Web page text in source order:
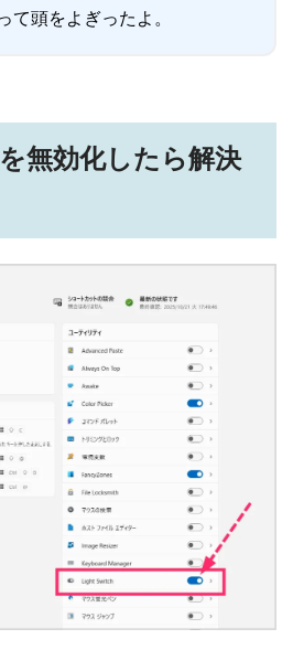
て頭をよぎったよ。
無効化したら解決